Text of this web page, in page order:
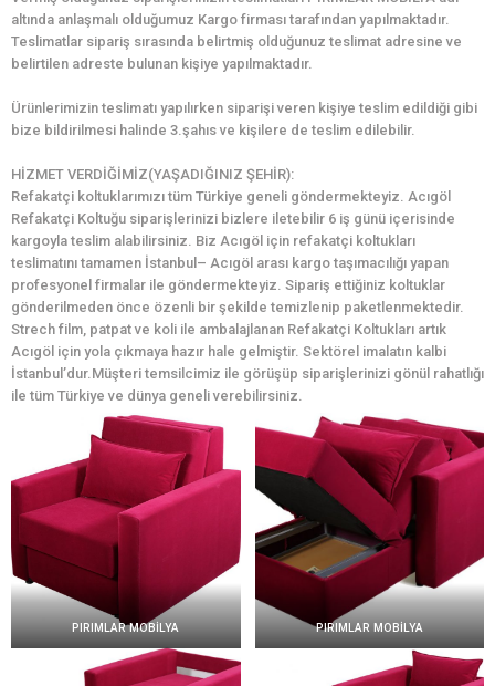
altında anlaşmalı olduğumuz Kargo firması tarafından yapılmaktadır.
Teslimatlar sipariş sırasında belirtmiş olduğunuz teslimat adresine ve
belirtilen adreste bulunan kişiye yapılmaktadır.
Ürünlerimizin teslimatı yapılırken siparişi veren kişiye teslim edildiği gibi
bize bildirilmesi halinde 3.şahıs ve kişilere de teslim edilebilir.
HİZMET VERDİĞİMİZ(YAŞADIĞINIZ ŞEHİR):
Refakatçi koltuklarımızı tüm Türkiye geneli göndermekteyiz. Acıgöl
Refakatçi Koltuğu siparişlerinizi bizlere iletebilir 6 iş günü içerisinde
kargoyla teslim alabilirsiniz. Biz Acıgöl için refakatçi koltukları
teslimatını tamamen İstanbul– Acıgöl arası kargo taşımacılığı yapan
profesyonel firmalar ile göndermekteyiz. Sipariş ettiğiniz koltuklar
gönderilmeden önce özenli bir şekilde temizlenip paketlenmektedir.
Strech film, patpat ve koli ile ambalajlanan Refakatçi Koltukları artık
Acıgöl için yola çıkmaya hazır hale gelmiştir. Sektörel imalatın kalbi
İstanbul’dur.Müşteri temsilcimiz ile görüşüp siparişlerinizi gönül rahatlığı
ile tüm Türkiye ve dünya geneli verebilirsiniz.
PIRIMLAR MOBİLYA PIRIMLAR MOBİLYA